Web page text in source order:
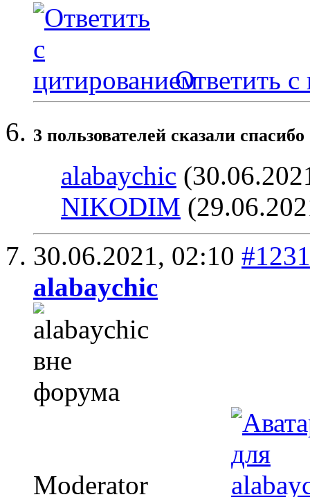
Ответить с
3 пользователей сказали
alabaychic
NIKODIM
30.06.2021, 02:10
alabaychic
Moderator